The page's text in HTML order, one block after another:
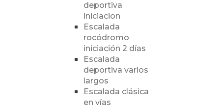
deportiva
iniciacion
Escalada
rocódromo
iniciación 2 días
Escalada
deportiva varios
largos
Escalada clásica
en vías